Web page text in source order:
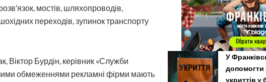
мостів, шляхопроводів,
переходів, зупинок транспорту
Віктор Бурдін, керівник «Служби
обмеженнями рекламні фірми мають
У
укриттів у